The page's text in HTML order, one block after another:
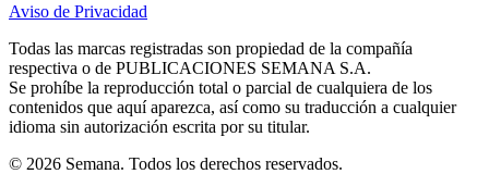
newnewnew
window
new
windowwindow
Aviso de Privacidad
new
window
Todas las marcas registradas son propiedad de la compañía
respectiva o de PUBLICACIONES SEMANA S.A.
Se prohíbe la reproducción total o parcial de cualquiera de los
contenidos que aquí aparezca, así como su traducción a cualquier
idioma sin autorización escrita por su titular.
© 2026 Semana. Todos los derechos reservados.